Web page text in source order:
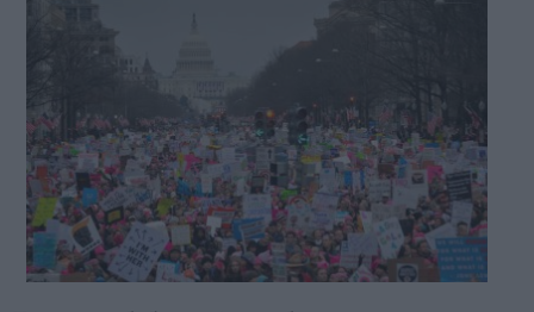
Destinatarios: